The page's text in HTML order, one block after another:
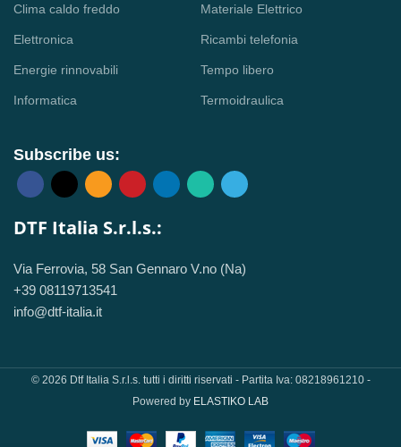
Clima caldo freddo
Elettronica
Energie rinnovabili
Informatica
Materiale Elettrico
Ricambi telefonia
Tempo libero
Termoidraulica
Subscribe us:
DTF Italia S.r.l.s.:
Via Ferrovia, 58 San Gennaro V.no (Na)
+39 08119713541
info@dtf-italia.it
© 2026 Dtf Italia S.r.l.s. tutti i diritti riservati - Partita Iva: 08218961210 -
Powered by ELASTIKO LAB